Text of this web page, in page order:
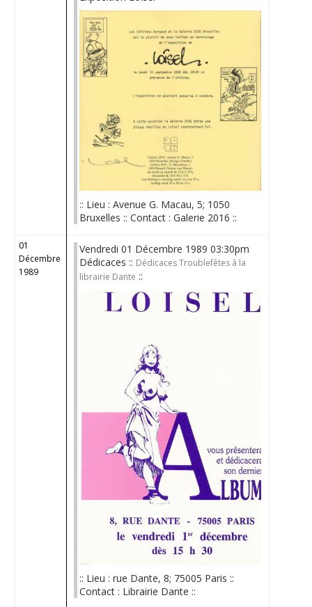
:: Lieu : Avenue G. Macau, 5; 1050
Bruxelles :: Contact : Galerie 2016 ::
01
Décembre
1989
Vendredi 01 Décembre 1989 03:30pm
Dédicaces :: Dédicaces Troublefêtes à la
librairie Dante ::
:: Lieu : rue Dante, 8; 75005 Paris ::
Contact : Librairie Dante ::